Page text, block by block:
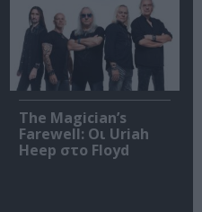
The Magician’s
Farewell: Οι Uriah
Heep στο Floyd